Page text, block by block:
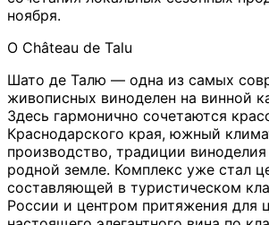
ноября.
О Château de Talu
Шато де Талю — одна из самых
живописных виноделен на винной
Здесь гармонично сочетаются
Краснодарского края, южный
производство, традиции
родной земле. Комплекс уже стал
составляющей в туристическом
России и центром притяжения для